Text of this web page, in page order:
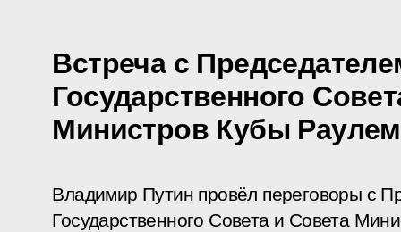
Встреча с
Государственного
Министров Кубы
Владимир Путин провёл переговоры с
Государственного Совета и Совета